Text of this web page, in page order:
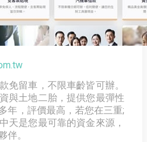
免留車，不限車齡皆可辦。
與土地二胎，提供您最彈性
年，評價最高，若您在三重;
天是您最可靠的資金來源，
伴。